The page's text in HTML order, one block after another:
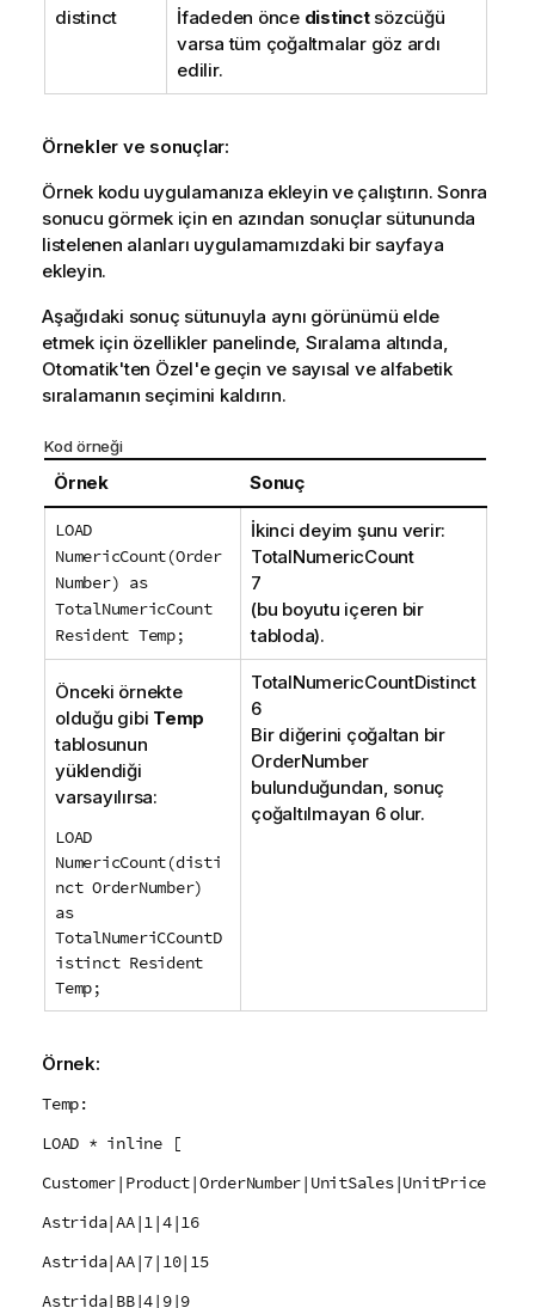
distinct İfadeden önce distinctsözcüğü
varsa tüm çoğaltmalar göz ardı
edilir.
Örnekler ve sonuçlar:
Örnek kodu uygulamanıza ekleyin ve çalıştırın. Sonra
sonucu görmek için en azından sonuçlar sütununda
listelenen alanları uygulamamızdaki bir sayfaya
ekleyin.
Aşağıdaki sonuç sütunuyla aynı görünümü elde
etmek için özellikler panelinde, Sıralama altında,
Otomatik'ten Özel'e geçin ve sayısal ve alfabetik
sıralamanın seçimini kaldırın.
Kod örneği
Örnek Sonuç
LOAD
NumericCount(Order
Number) as
TotalNumericCount
Resident Temp;
İkinci deyim şunu verir:
TotalNumericCount
7
(bu boyutu içeren bir
tabloda).
Önceki örnekte
olduğu gibi Temp
tablosunun
yüklendiği
varsayılırsa:
LOAD
NumericCount(disti
nct OrderNumber)
as
TotalNumeriCCountD
istinct Resident
Temp;
TotalNumericCountDistinct
6
Bir diğerini çoğaltan bir
OrderNumber
bulunduğundan, sonuç
çoğaltılmayan 6 olur.
Örnek:
Temp:
LOAD * inline [
Customer|Product|OrderNumber|UnitSales|UnitPrice
Astrida|AA|1|4|16
Astrida|AA|7|10|15
Astrida|BB|4|9|9